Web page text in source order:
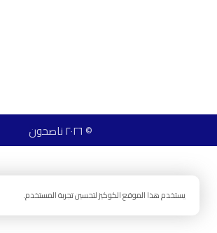
© ٢٠٢٦ ناصحون
يستخدم هذا الموقع الكوكيز لتحسين تجربة المستخدم.